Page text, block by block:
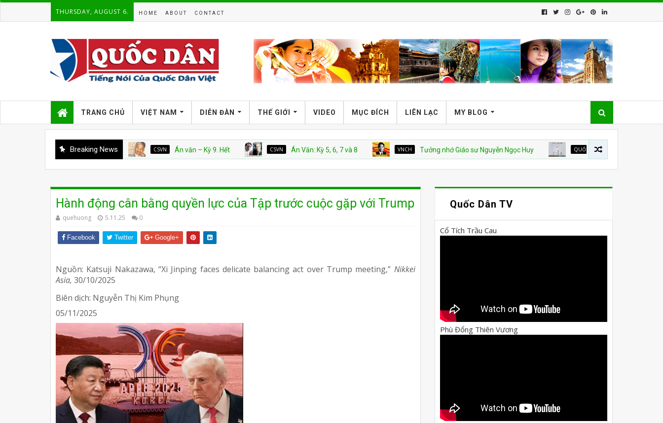
THURSDAY, AUGUST 6. HOME ABOUT CONTACT
TRANG CHỦ VIỆT NAM DIỄN ĐÀN THẾ GIỚI VIDEO MỤC ĐÍCH LIÊN LẠC MY BLOG
Breaking News CSVN Án văn – Kỳ 9. Hết CSVN Án Văn: Kỳ 5, 6, 7 và 8 VNCH Tưởng nhớ Giáo sư Nguyễn Ngọc Huy QUỐC HẬN 30 THÁNG 4
Hành động cân bằng quyền lực của Tập trước cuộc gặp với Trump
quehuong 5.11.25 0
Facebook Twitter Google+
Nguồn: Katsuji Nakazawa, “Xi Jinping faces delicate balancing act over Trump meeting,” Nikkei
Asia, 30/10/2025
Biên dịch: Nguyễn Thị Kim Phụng
05/11/2025
Quốc Dân TV
Cổ Tích Trầu Cau
Phù Đổng Thiên Vương